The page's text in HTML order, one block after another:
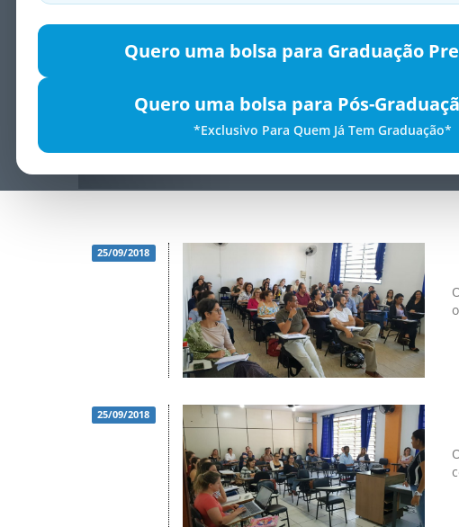
Quero uma bolsa para Graduação
Quero uma bolsa para Pós-
*Exclusivo Para Quem Já Tem Graduação*
25/09/2018
25/09/2018